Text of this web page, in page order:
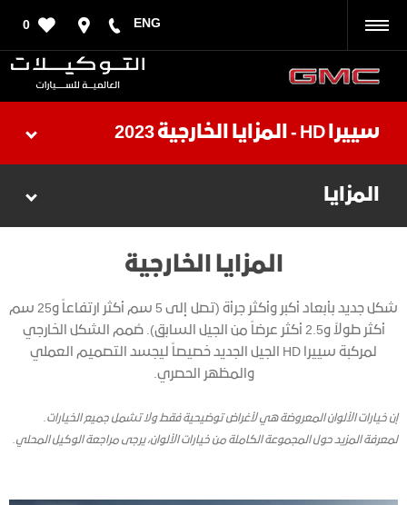
ENG
0
سييرا HD - المزايا الخارجية 2023
المزايا
المزايا الخارجية
شكل جديد بأبعاد أكبر وأكثر جرأة (تصل إلى 5 سم أكثر ارتفاعاً و25 سم
أكثر طولاً و2.5 أكثر عرضاً من الجيل السابق). صُمم الشكل الخارجي
لمركبة سييرا HD الجيل الجديد خصيصاً ليجسد التصميم العملي
والمظهر الحصري.
إن خيارات الألوان المعروضة هي لأغراض توضيحية فقط ولا تشمل جميع الخيارات.
لمعرفة المزيد حول المجموعة الكاملة من خيارات الألوان، يرجى مراجعة الوكيل المحلي.